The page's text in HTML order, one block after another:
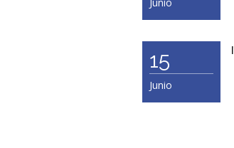
15
Junio